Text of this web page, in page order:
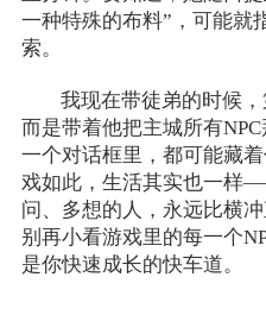
一种特殊的布料”，可能就
索。
我现在带徒弟的时候
而是带着他把主城所有
一个对话框里，都可能藏
戏如此，生活其实也一样
问、多想的人，永远比横
别再小看游戏里的每一个
是你快速成长的快车道。